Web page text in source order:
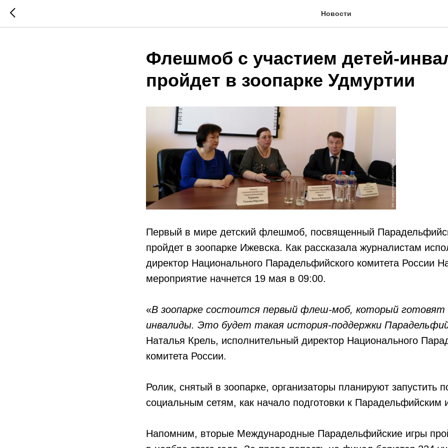
Новости
Флешмоб с участием детей-
пройдет в зоопарке Удмуртии
Первый в мире детский флешмоб, посвященный
пройдет в зоопарке Ижевска. Как рассказала журналистам
директор Национального Парадельфийского комитета России
мероприятие начнется 19 мая в 09:00.
«В зоопарке состоится первый флеш-моб, который
инвалиды. Это будет такая история-поддержки
Наталья Крель, исполнительный директор Национального
комитета России.
Ролик, снятый в зоопарке, организаторы планируют запустить
социальным сетям, как начало подготовки к Парадельфийским
Напомним, вторые Международные Парадельфийские игры